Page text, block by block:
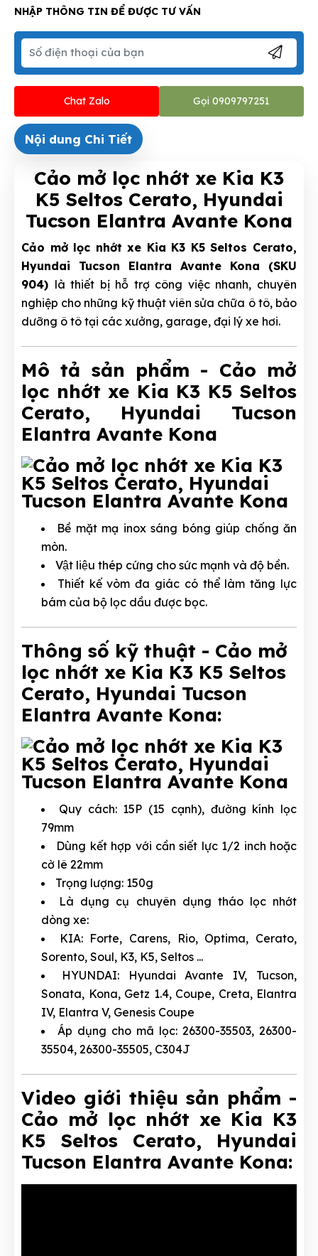
NHẬP THÔNG TIN ĐỂ ĐƯỢC TƯ VẤN
Chat Zalo Gọi 0909797251
Nội dung Chi Tiết
Cảo mở lọc nhớt xe Kia K3
K5 Seltos Cerato, Hyundai
Tucson Elantra Avante Kona
Cảo mở lọc nhớt xe Kia K3 K5 Seltos Cerato,
Hyundai Tucson Elantra Avante Kona (SKU
904) là thiết bị hỗ trợ công việc nhanh, chuyên
nghiệp cho những kỹ thuật viên sửa chữa ô tô, bảo
dưỡng ô tô tại các xưởng, garage, đại lý xe hơi.
Mô tả sản phẩm - Cảo mở
lọc nhớt xe Kia K3 K5 Seltos
Cerato, Hyundai Tucson
Elantra Avante Kona
Bề mặt mạ inox sáng bóng giúp chống ăn
mòn.
Vật liệu thép cứng cho sức mạnh và độ bền.
Thiết kế vòm đa giác có thể làm tăng lực
bám của bộ lọc dầu được bọc.
Thông số kỹ thuật - Cảo mở
lọc nhớt xe Kia K3 K5 Seltos
Cerato, Hyundai Tucson
Elantra Avante Kona:
Quy cách: 15P (15 cạnh), đường kính lọc
79mm
Dùng kết hợp với cần siết lực 1/2 inch hoặc
cờ lê 22mm
Trọng lượng: 150g
Là dụng cụ chuyên dụng tháo lọc nhớt
dòng xe:
KIA: Forte, Carens, Rio, Optima, Cerato,
Sorento, Soul, K3, K5, Seltos ...
HYUNDAI: Hyundai Avante IV, Tucson,
Sonata, Kona, Getz 1.4, Coupe, Creta, Elantra
IV, Elantra V, Genesis Coupe
Áp dụng cho mã lọc: 26300-35503, 26300-
35504, 26300-35505, C304J
Video giới thiệu sản phẩm -
Cảo mở lọc nhớt xe Kia K3
K5 Seltos Cerato, Hyundai
Tucson Elantra Avante Kona: